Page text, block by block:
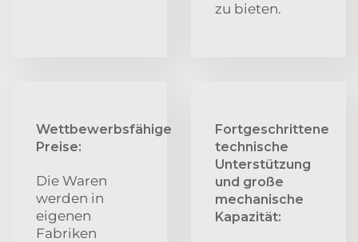
zu bieten.
Wettbewerbsfähige
Preise:
Die Waren
werden in
eigenen
Fabriken
Fortgeschrittene
technische
Unterstützung
und große
mechanische
Kapazität: